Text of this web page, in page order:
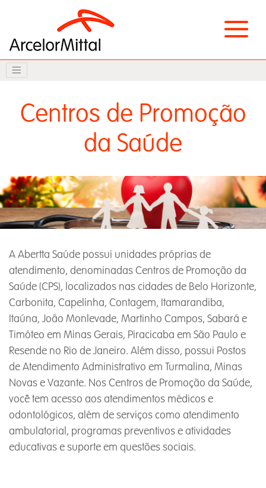
Centros de Promoção
da Saúde
A Abertta Saúde possui unidades próprias de
atendimento, denominadas Centros de Promoção da
Saúde (CPS), localizados nas cidades de Belo Horizonte,
Carbonita, Capelinha, Contagem, Itamarandiba,
Itaúna, João Monlevade, Martinho Campos, Sabará e
Timóteo em Minas Gerais, Piracicaba em São Paulo e
Resende no Rio de Janeiro. Além disso, possui Postos
de Atendimento Administrativo em Turmalina, Minas
Novas e Vazante. Nos Centros de Promoção da Saúde,
você tem acesso aos atendimentos médicos e
odontológicos, além de serviços como atendimento
ambulatorial, programas preventivos e atividades
educativas e suporte em questões sociais.